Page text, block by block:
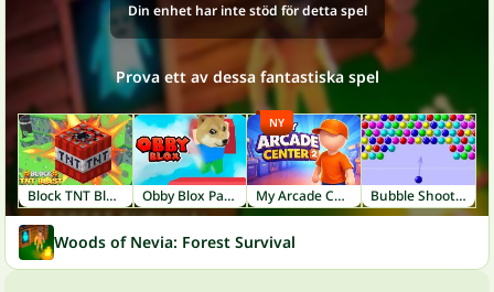
Din enhet har inte stöd för detta spel
Prova ett av dessa fantastiska spel
Block TNT Blast Obby Blox Parkour My Arcade Center 2
NY
Bubble Shooter
Woods of Nevia: Forest Survival